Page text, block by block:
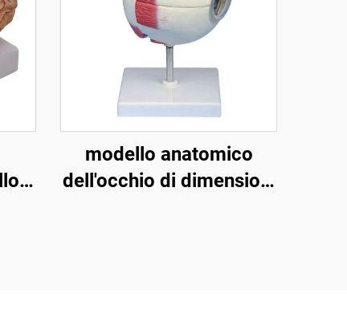
modello anatomico
dell'occhio di dimensioni